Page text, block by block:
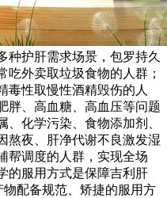
种护肝需求场景，包罗持久
外卖取垃圾食物的人群；
毒性取慢性酒精毁伤的人
胖、高血糖、高血压等问题
化学污染、食物添加剂、
熬夜、肝净代谢不良激发湿
帮调度的人群，实现全场
的服用方式是保障吉利肝
配备规范、矫捷的服用方